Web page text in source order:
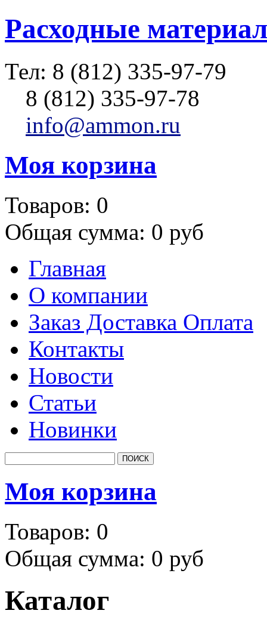
Расходные
Тел: 8 (812) 335-97-79
8 (812) 335-97-78
info@ammon.ru
Моя корзина
Товаров: 0
Общая сумма: 0 руб
Главная
О компании
Заказ Доставка Оплата
Контакты
Новости
Статьи
Новинки
Моя корзина
Товаров: 0
Общая сумма: 0 руб
Каталог